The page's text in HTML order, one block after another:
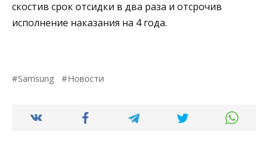
скостив срок отсидки в два раза и отсрочив
исполнение наказания на 4 года.
Samsung Новости